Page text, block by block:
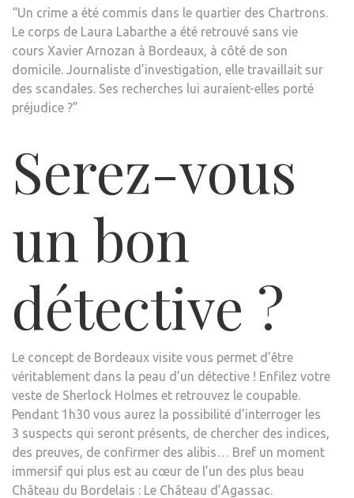
“Un crime a été commis dans le quartier des Chartrons.
Le corps de Laura Labarthe a été retrouvé sans vie
cours Xavier Arnozan à Bordeaux, à côté de son
domicile. Journaliste d’investigation, elle travaillait sur
des scandales. Ses recherches lui auraient-elles porté
préjudice ?”
Serez-vous
un bon
détective ?
Le concept de Bordeaux visite vous permet d’être
véritablement dans la peau d’un détective ! Enfilez votre
veste de Sherlock Holmes et retrouvez le coupable.
Pendant 1h30 vous aurez la possibilité d’interroger les
3 suspects qui seront présents, de chercher des indices,
des preuves, de confirmer des alibis… Bref un moment
immersif qui plus est au cœur de l’un des plus beau
Château du Bordelais : Le Château d’Agassac.